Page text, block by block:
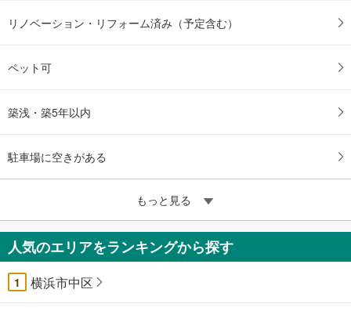
リノベーション・リフォーム済み（予定含む）
ペット可
築浅・築5年以内
駐車場に空きがある
もっと見る
人気のエリアをランキングから探す
1 横浜市中区